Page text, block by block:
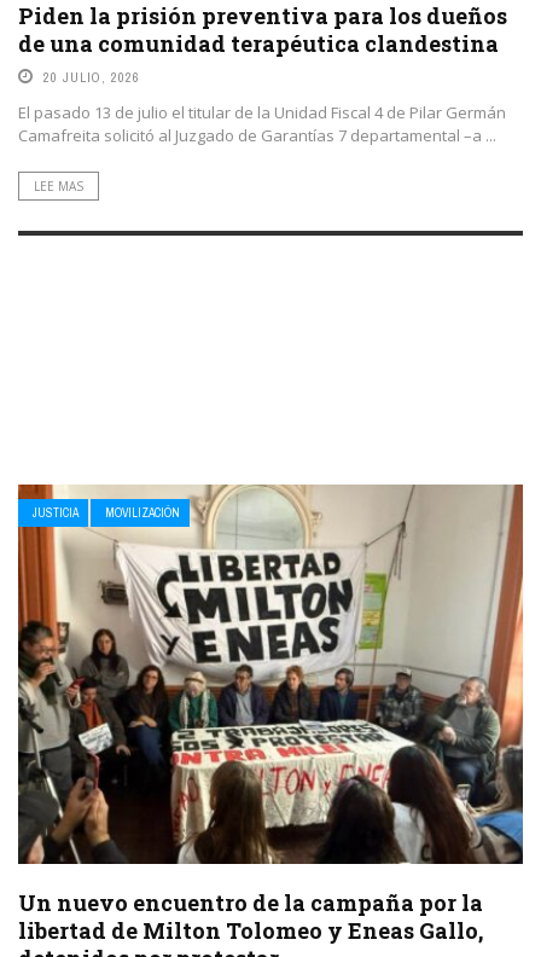
Piden la prisión preventiva para los dueños
de una comunidad terapéutica clandestina
20 JULIO, 2026
El pasado 13 de julio el titular de la Unidad Fiscal 4 de Pilar Germán
Camafreita solicitó al Juzgado de Garantías 7 departamental –a ...
LEE MAS
JUSTICIA MOVILIZACIÓN
Un nuevo encuentro de la campaña por la
libertad de Milton Tolomeo y Eneas Gallo,